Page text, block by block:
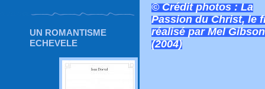
UN ROMANTISME
ECHEVELE
© Crédit photos : La
Passion du Christ, le
réalisé par Mel Gibson
(2004)